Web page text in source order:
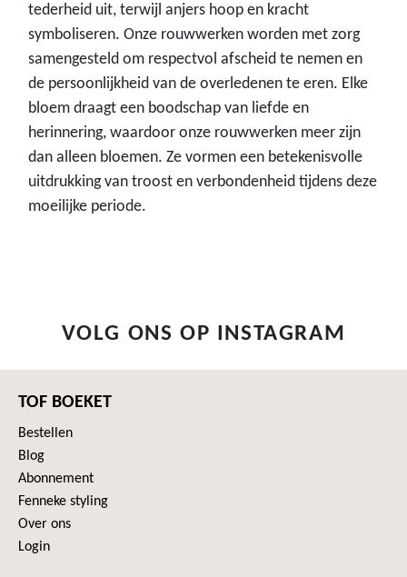
tederheid uit, terwijl anjers hoop en kracht
symboliseren. Onze rouwwerken worden met zorg
samengesteld om respectvol afscheid te nemen en
de persoonlijkheid van de overledenen te eren. Elke
bloem draagt een boodschap van liefde en
herinnering, waardoor onze rouwwerken meer zijn
dan alleen bloemen. Ze vormen een betekenisvolle
uitdrukking van troost en verbondenheid tijdens deze
moeilijke periode.
VOLG ONS OP INSTAGRAM
TOF BOEKET
Bestellen
Blog
Abonnement
Fenneke styling
Over ons
Login